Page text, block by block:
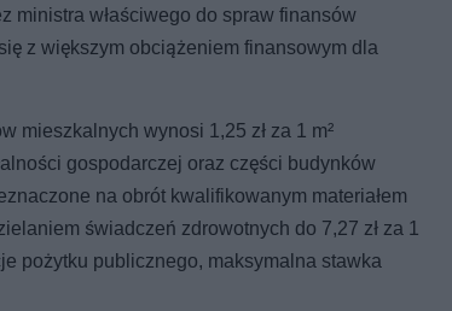
ministra właściwego do spraw finansów
z większym obciążeniem finansowym dla
mieszkalnych wynosi 1,25 zł za 1 m²
gospodarczej oraz części budynków
na obrót kwalifikowanym materiałem
świadczeń zdrowotnych do 7,27 zł za 1
pożytku publicznego, maksymalna stawka